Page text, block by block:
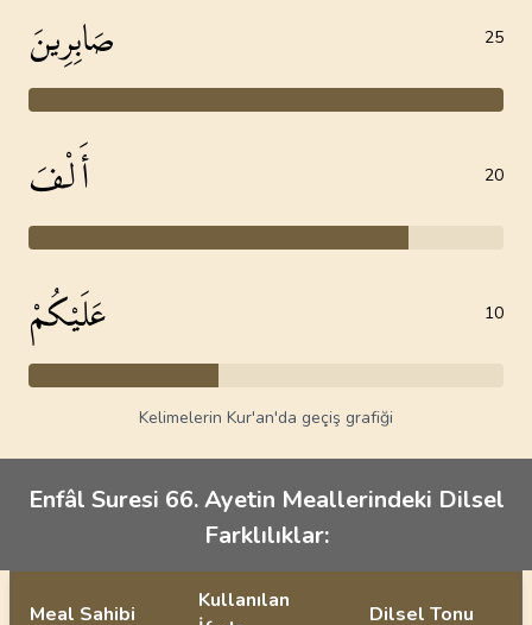
صَابِرِينَ 25
أَلْفَ 20
عَلَيْكُمْ 10
Kelimelerin Kur'an'da geçiş grafiği
Enfâl Suresi 66. Ayetin Meallerindeki Dilsel
Farklılıklar:
Meal Sahibi
Kullanılan
Dilsel Tonu